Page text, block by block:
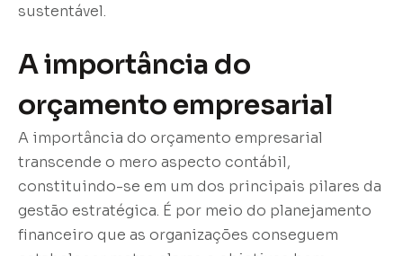
sustentável.
A importância do
orçamento empresarial
A importância do orçamento empresarial
transcende o mero aspecto contábil,
constituindo-se em um dos principais pilares da
gestão estratégica. É por meio do planejamento
financeiro que as organizações conseguem